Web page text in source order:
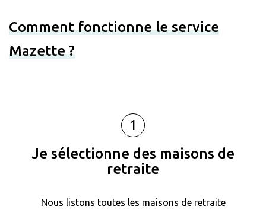
Comment fonctionne le service
Mazette ?
1
Je sélectionne des maisons de
retraite
Nous listons toutes les maisons de retraite